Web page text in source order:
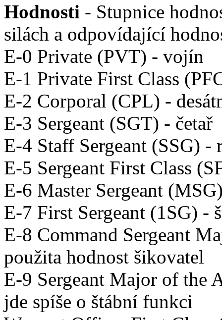
Hodnosti - Stupnice
silách a odpovídající
E-0 Private (PVT) - vojín
E-1 Private First Class
E-2 Corporal (CPL) -
E-3 Sergeant (SGT) - četař
E-4 Staff Sergeant (SSG) -
E-5 Sergeant First Class
E-6 Master Sergeant
E-7 First Sergeant (1SG) -
E-8 Command Sergeant
použita hodnost šikovatel
E-9 Sergeant Major of the
jde spíše o štábní funkci